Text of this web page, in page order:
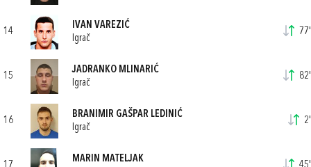
14
IVAN VAREZIĆ
Igrač
77'
15
JADRANKO MLINARIĆ
Igrač
82'
16
BRANIMIR GAŠPAR LEDINIĆ
Igrač
2'
MARIN MATELJAK